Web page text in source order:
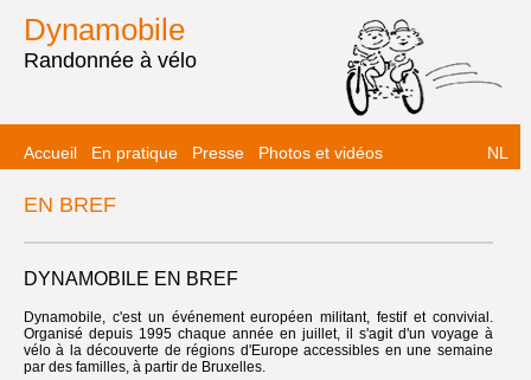
Dynamobile
Randonnée à vélo
Accueil En pratique Presse Photos et vidéos NL
EN BREF
DYNAMOBILE EN BREF
Dynamobile, c'est un événement européen militant, festif et convivial.
Organisé depuis 1995 chaque année en juillet, il s'agit d'un voyage à
vélo à la découverte de régions d'Europe accessibles en une semaine
par des familles, à partir de Bruxelles.